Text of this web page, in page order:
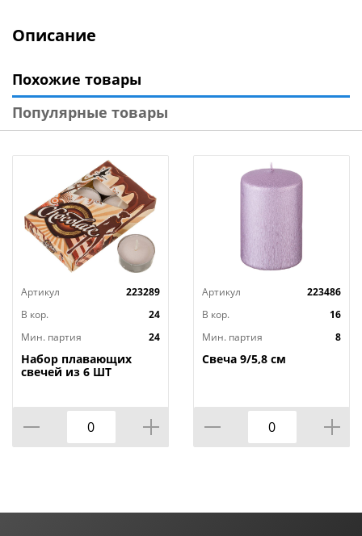
Описание
Похожие товары
Популярные товары
Артикул
223289
В кор.
24
Мин. партия
24
Набор плавающих
свечей из 6 ШТ
Артикул
223486
В кор.
16
Мин. партия
8
Свеча 9/5,8 см